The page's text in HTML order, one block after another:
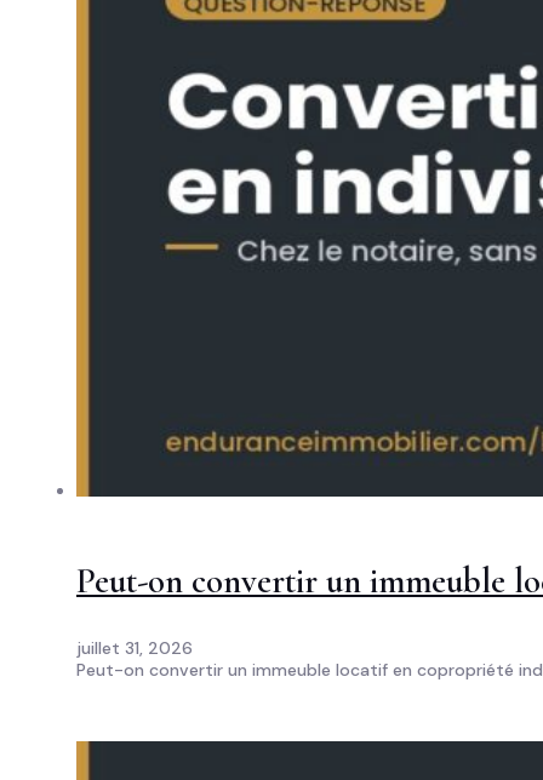
Peut-on convertir un immeuble
juillet 31, 2026
Peut-on convertir un immeuble locatif en copropriété